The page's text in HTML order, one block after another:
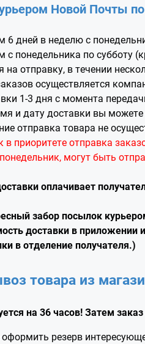
Новой Почты
6 дней в неделю с
с понедельника по субботу
на отправку, в течении
осуществляется
1-3 дня с момента
и дату доставки вы можете
отправка товара не
в приоритете отправка
могут быть
оплачивает
забор посылок
доставки в приложении
в отделение получателя.)
товара из
на 36 часов! Затем
резерв